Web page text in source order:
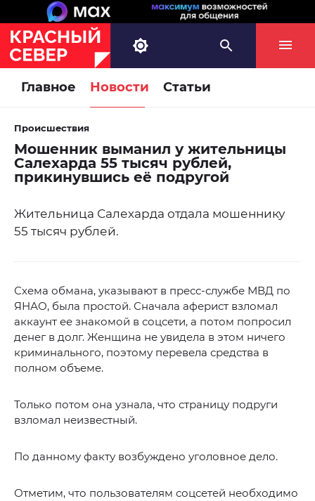
Главное Новости Статьи
Происшествия
Мошенник выманил у жительницы
Салехарда 55 тысяч рублей,
прикинувшись её подругой
Жительница Салехарда отдала мошеннику
55 тысяч рублей.
Схема обмана, указывают в пресс-службе МВД по
ЯНАО, была простой. Сначала аферист взломал
аккаунт ее знакомой в соцсети, а потом попросил
денег в долг. Женщина не увидела в этом ничего
криминального, поэтому перевела средства в
полном объеме.
Только потом она узнала, что страницу подруги
взломал неизвестный.
По данному факту возбуждено уголовное дело.
Отметим, что пользователям соцсетей необходимо